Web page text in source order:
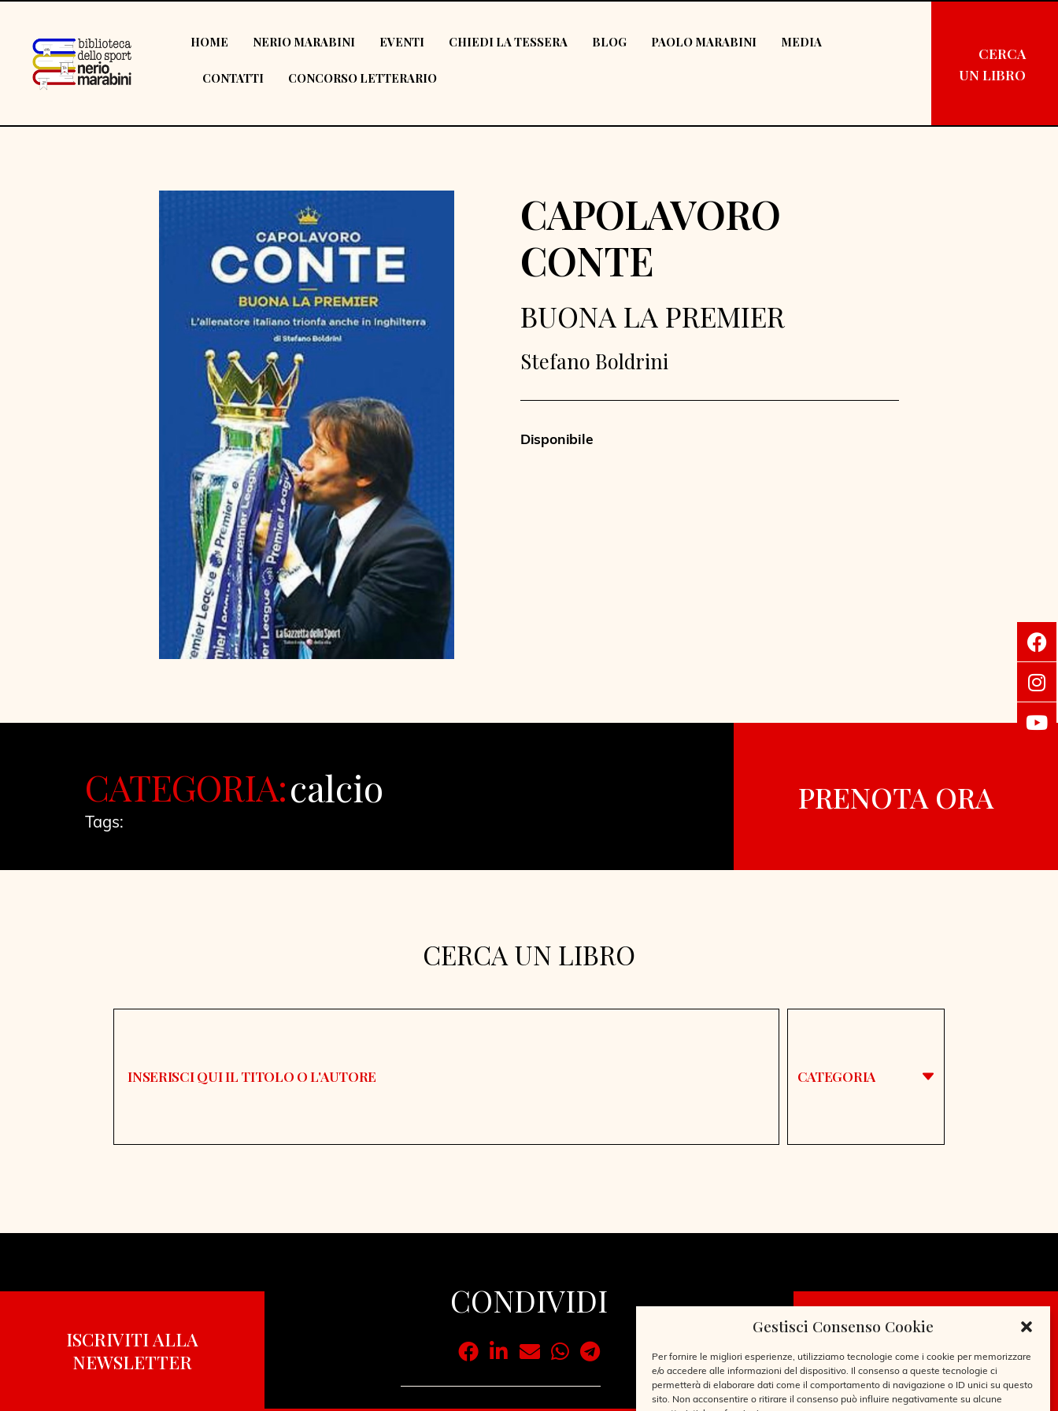
Gestisci Consenso Cookie
Per fornire le migliori esperienze, utilizziamo tecnologie come i cookie per memorizzare
e/o accedere alle informazioni del dispositivo. Il consenso a queste tecnologie ci
permetterà di elaborare dati come il comportamento di navigazione o ID unici su questo
sito. Non acconsentire o ritirare il consenso può influire negativamente su alcune
HOME NERIO MARABINI EVENTI CHIEDI LA TESSERA BLOG PAOLO MARABINI MEDIA
CONTATTI CONCORSO LETTERARIO
CERCA
UN LIBRO
CAPOLAVORO
CONTE
BUONA LA PREMIER
Stefano Boldrini
Disponibile
CATEGORIA:calcio
Tags:
PRENOTA ORA
CERCA UN LIBRO
CATEGORIA
CONDIVIDI
ISCRIVITI ALLA
NEWSLETTER
CHIEDI LA
TESSERA